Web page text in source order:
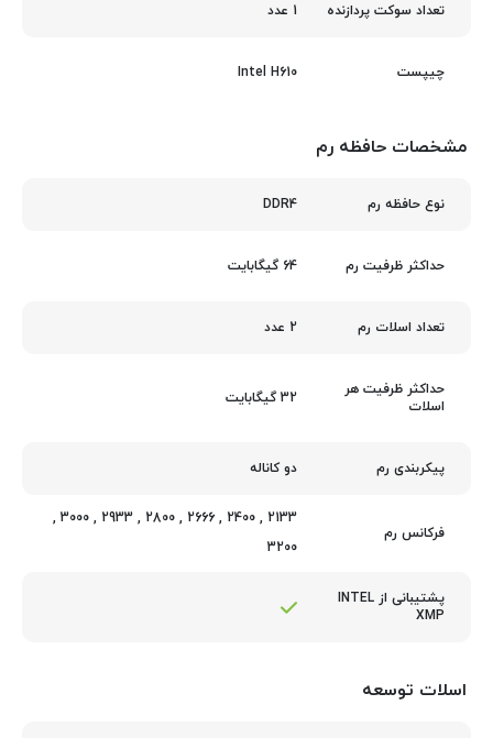
تعداد سوکت پردازنده 1 عدد
چیپست Intel H610
مشخصات حافظه رم
نوع حافظه رم DDR4
حداکثر ظرفیت رم 64 گیگابایت
تعداد اسلات رم 2 عدد
حداکثر ظرفیت هر
اسلات
32 گیگابایت
پیکربندی رم دو کاناله
فرکانس رم
2133
,
2400
,
2666
,
2800
,
2933
,
3000
,
3200
پشتیبانی از INTEL
XMP
اسلات توسعه